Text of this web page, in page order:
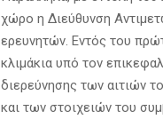
χώρο η Διεύθυνση
ερευνητών. Εντός του
κλιμάκια υπό τον
διερεύνησης των αιτιών
και των στοιχειών του